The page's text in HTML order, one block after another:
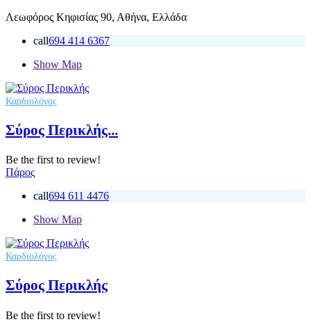
Λεωφόρος Κηφισίας 90, Αθήνα, Ελλάδα
call694 414 6367
Show Map
Καρδιολόγος
Σύρος Περικλής...
Be the first to review!
Πάρος
call694 611 4476
Show Map
Καρδιολόγος
Σύρος Περικλής
Be the first to review!